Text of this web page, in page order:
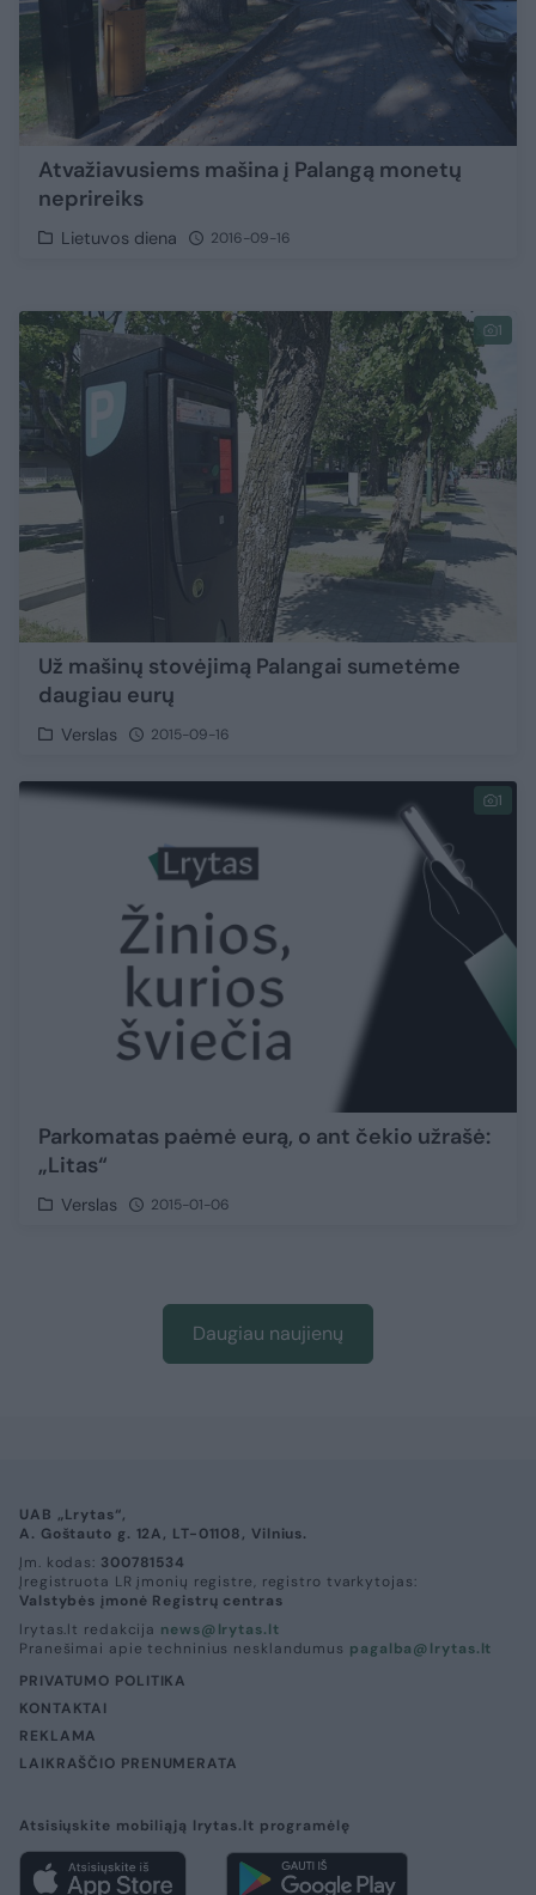
Atvažiavusiems mašina į Palangą monetų
neprireiks
Lietuvos diena 2016-09-16
1
Už mašinų stovėjimą Palangai sumetėme
daugiau eurų
Verslas 2015-09-16
1
Parkomatas paėmė eurą, o ant čekio užrašė:
„Litas“
Verslas 2015-01-06
Daugiau naujienų
UAB „Lrytas“,
A. Goštauto g. 12A, LT-01108, Vilnius.
Įm. kodas: 300781534
Įregistruota LR įmonių registre, registro tvarkytojas:
Valstybės įmonė Registrų centras
lrytas.lt redakcija news@lrytas.lt
Pranešimai apie techninius nesklandumus pagalba@lrytas.lt
PRIVATUMO POLITIKA
KONTAKTAI
REKLAMA
LAIKRAŠČIO PRENUMERATA
Atsisiųskite mobiliąją lrytas.lt programėlę